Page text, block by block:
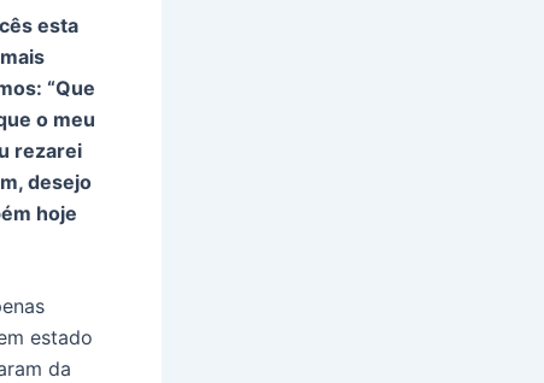
esta
“Que
o meu
rezarei
desejo
hoje
estado
da